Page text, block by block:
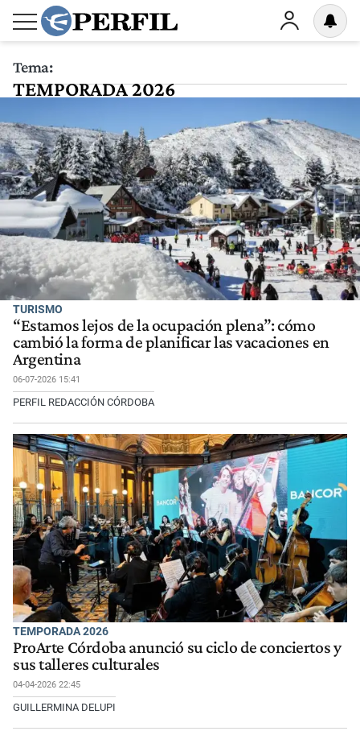
Tema:
TEMPORADA 2026
TURISMO
“Estamos lejos de la ocupación plena”: cómo
cambió la forma de planificar las vacaciones en
Argentina
06-07-2026 15:41
PERFIL REDACCIÓN CÓRDOBA
TEMPORADA 2026
ProArte Córdoba anunció su ciclo de conciertos y
sus talleres culturales
04-04-2026 22:45
GUILLERMINA DELUPI